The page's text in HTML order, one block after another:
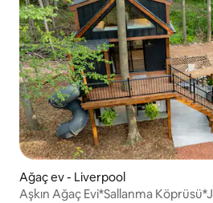
Ağaç ev - Liverpool
Aşkın Ağaç Evi*Sallanma